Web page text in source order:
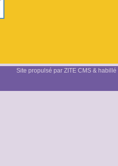
Site propulsé par ZITE CMS &